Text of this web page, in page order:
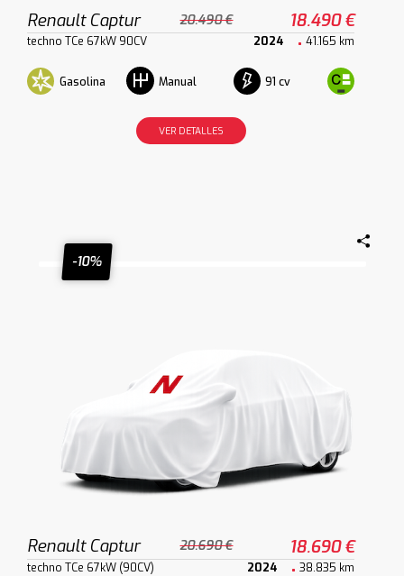
Renault Captur 20.490 € 18.490 €
techno TCe 67kW 90CV 2024 41.165 km
Gasolina Manual 91 cv
VER DETALLES
-10%
Renault Captur 20.690 € 18.690 €
techno TCe 67kW (90CV) 2024 38.835 km